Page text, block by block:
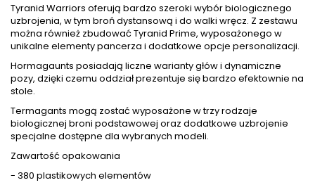
Tyranid Warriors oferują bardzo szeroki wybór biologicznego
uzbrojenia, w tym broń dystansową i do walki wręcz. Z zestawu
można również zbudować Tyranid Prime, wyposażonego w
unikalne elementy pancerza i dodatkowe opcje personalizacji.
Hormagaunts posiadają liczne warianty głów i dynamiczne
pozy, dzięki czemu oddział prezentuje się bardzo efektownie na
stole.
Termagants mogą zostać wyposażone w trzy rodzaje
biologicznej broni podstawowej oraz dodatkowe uzbrojenie
specjalne dostępne dla wybranych modeli.
Zawartość opakowania
- 380 plastikowych elementów